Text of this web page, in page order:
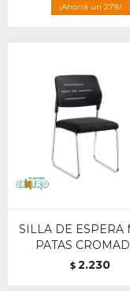
27
SILLA DE ESPERA
PATAS
$ 2.230